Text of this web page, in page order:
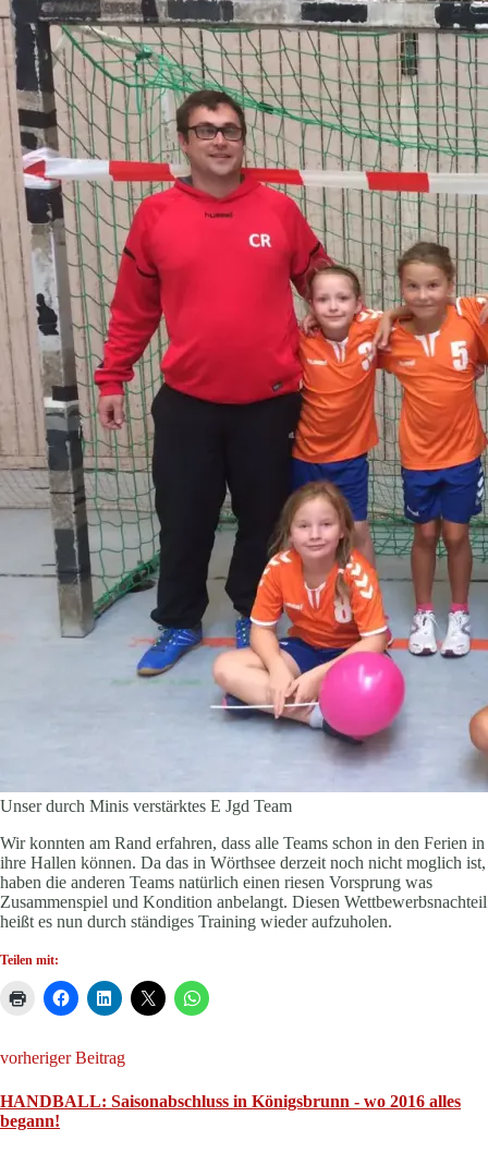
Unser durch Minis verstärktes E Jgd Team
Wir konnten am Rand erfahren, dass alle Teams schon in den Ferien in
ihre Hallen können. Da das in Wörthsee derzeit noch nicht moglich ist,
haben die anderen Teams natürlich einen riesen Vorsprung was
Zusammenspiel und Kondition anbelangt. Diesen Wettbewerbsnachteil
heißt es nun durch ständiges Training wieder aufzuholen.
Teilen mit:
vorheriger Beitrag
HANDBALL: Saisonabschluss in Königsbrunn - wo 2016 alles
begann!